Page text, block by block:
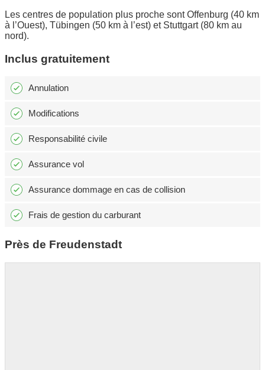
Les centres de population plus proche sont Offenburg (40 km
à l’Ouest), Tübingen (50 km à l’est) et Stuttgart (80 km au
nord).
Inclus gratuitement
Annulation
Modifications
Responsabilité civile
Assurance vol
Assurance dommage en cas de collision
Frais de gestion du carburant
Près de Freudenstadt